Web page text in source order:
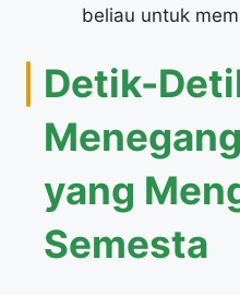
beliau untuk
​Detik-
yang
Semesta